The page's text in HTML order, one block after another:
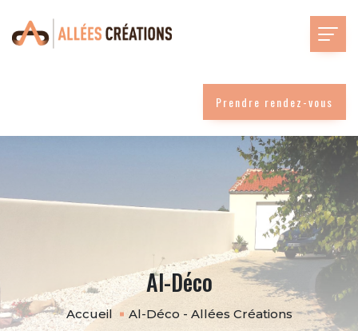
Prendre rendez-vous
Al-Déco
Accueil Al-Déco - Allées Créations